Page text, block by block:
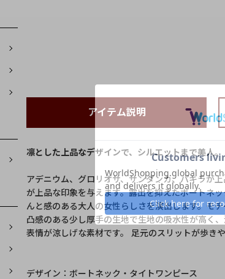
アイテム説明
凛とした上品なデザインで、シルエットまで美人。
アデニウム、グロリオサ、サンダンカ、パキラが
が上品な印象を与えます。露出を抑えたボートネ
んと感のある大人の女性らしさを演出します。モ
凸感のある少し厚手の生地で生地の吸水性が高く
表情が涼しげな素材です。 足元のスリットが歩き
デザイン：ボートネック・タイトワンピース